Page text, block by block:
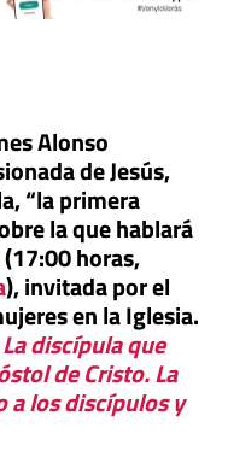
Alonso
de Jesús,
“la primera
la que hablará
horas,
), invitada por el
en la Iglesia.
La discípula que
de Cristo. La
a los discípulos y